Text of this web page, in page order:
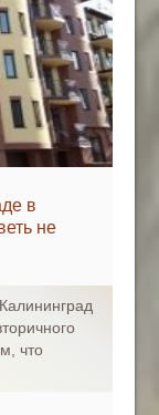
в
не
что